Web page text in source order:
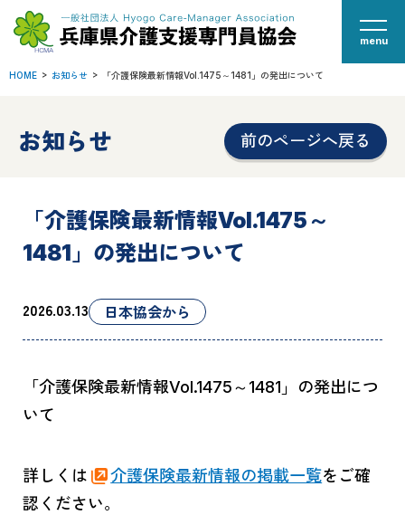
menu
HOME お知らせ 「介護保険最新情報Vol.1475～1481」の発出について
お知らせ 前のページへ戻る
「介護保険最新情報Vol.1475～
1481」の発出について
2026.03.13 日本協会から
「介護保険最新情報Vol.1475～1481」の発出につ
いて
詳しくは 介護保険最新情報の掲載一覧をご確
認ください。